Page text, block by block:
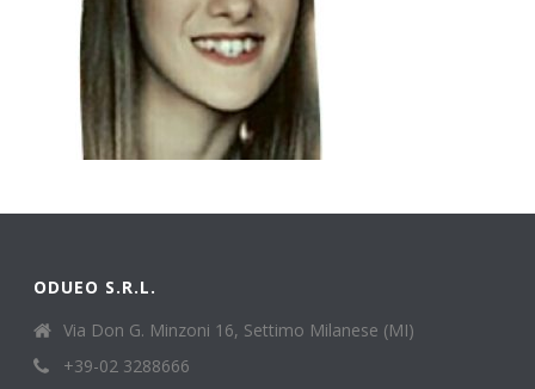
ODUEO S.R.L.
Via Don G. Minzoni 16, Settimo Milanese (MI)
+39-02 3288666